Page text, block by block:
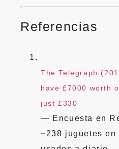
Referencias
The Telegraph
have £7000 worth
just £330”
— Encuesta en
~238 juguetes en